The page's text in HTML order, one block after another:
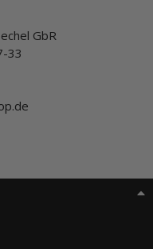
GbR
33